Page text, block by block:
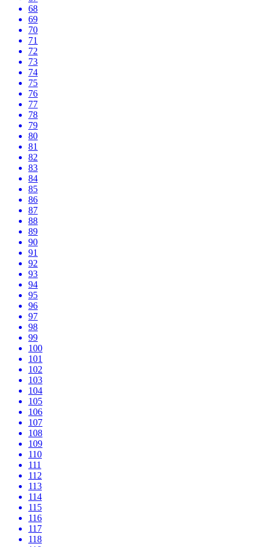
68
69
70
71
72
73
74
75
76
77
78
79
80
81
82
83
84
85
86
87
88
89
90
91
92
93
94
95
96
97
98
99
100
101
102
103
104
105
106
107
108
109
110
111
112
113
114
115
116
117
118